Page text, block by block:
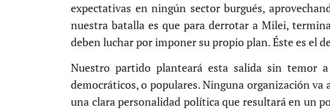
expectativas en ningún sector burgués,
nuestra batalla es que para derrotar a Milei,
deben luchar por imponer su propio plan. Éste es el
Nuestro partido planteará esta salida sin temor
democráticos, o populares. Ninguna organización
una clara personalidad política que resultará en un